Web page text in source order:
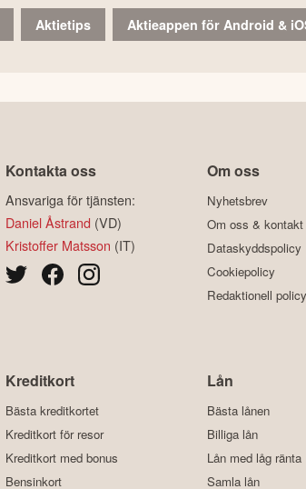
Aktietips Aktieappen för Android &
Kontakta oss
Ansvariga för tjänsten:
Daniel Åstrand (VD)
Kristoffer Matsson (IT)
Om oss
Nyhetsbrev
Om oss & kontakt
Dataskyddspolicy
Cookiepolicy
Redaktionell policy
Kreditkort
Bästa kreditkortet
Kreditkort för resor
Kreditkort med bonus
Bensinkort
Lån
Bästa lånen
Billiga lån
Lån med låg ränta
Samla lån